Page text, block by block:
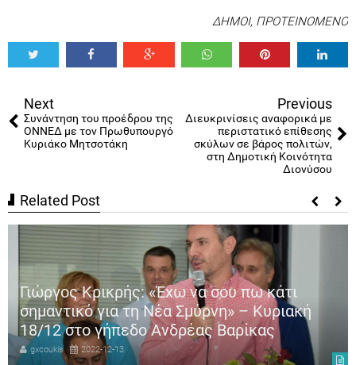
ΔΗΜΟΙ, ΠΡΟΤΕΙΝΟΜΕΝΟ
Next
Συνάντηση του προέδρου της
ΟΝΝΕΔ με τον Πρωθυπουργό
Κυριάκο Μητσοτάκη
Previous
Διευκρινίσεις αναφορικά με
περιστατικό επίθεσης
σκύλων σε βάρος πολιτών,
στη Δημοτική Κοινότητα
Διονύσου
Related Post
Γιώργος Κρικρής: «Έχω να σου πω κάτι
σημαντικό για τη Νέα Σμύρνη» – Κυριακή
18/12 στο γήπεδο Ανδρέας Βαρίκας
gxcoukis 2022-12-13